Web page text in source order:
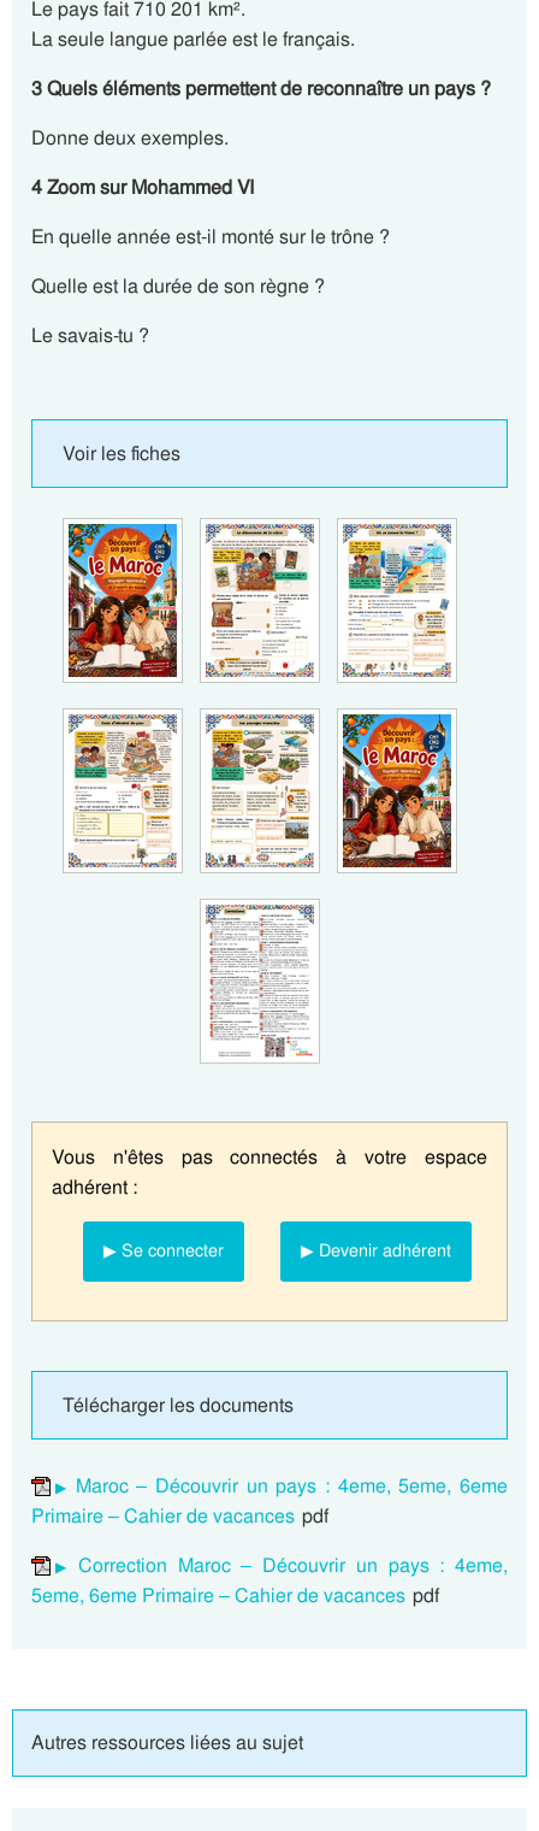
Le pays fait 710 201 km².
La seule langue parlée est le français.
3 Quels éléments permettent de reconnaître un pays ?
Donne deux exemples.
4 Zoom sur Mohammed VI
En quelle année est-il monté sur le trône ?
Quelle est la durée de son règne ?
Le savais-tu ?
Voir les fiches
Vous n'êtes pas connectés à votre espace
adhérent :
▶ Se connecter ▶ Devenir adhérent
Télécharger les documents
Maroc – Découvrir un pays : 4eme, 5eme, 6eme
Primaire – Cahier de vacances pdf
Correction Maroc – Découvrir un pays : 4eme,
5eme, 6eme Primaire – Cahier de vacances pdf
Autres ressources liées au sujet